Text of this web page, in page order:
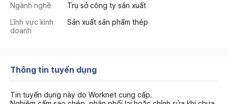
Ngành nghề
Trụ sở công ty sản xuất
Lĩnh vực kinh
doanh
Sản xuất sản phẩm thép
Thông tin tuyển dụng
Tin tuyển dụng này do Worknet cung cấp.